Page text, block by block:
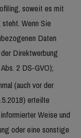
soweit es mit
Wenn Sie
Daten
Direktwerbung
2 DS-GVO);
(auch vor der
erteilte
Weise und
oder eine sonstige